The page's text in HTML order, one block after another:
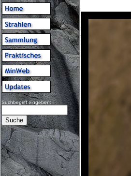
Suchbegriff eingeben: